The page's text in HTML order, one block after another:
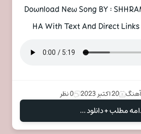
Download New Song BY :
HA With Text And Direct Links
آهنگ 20 اکتبر 2023 0 نظر
مطلب + دانلود ...